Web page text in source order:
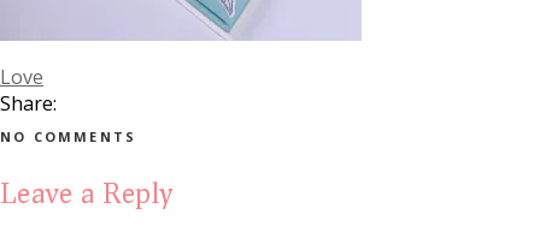
Love
Share:
NO COMMENTS
Leave a Reply